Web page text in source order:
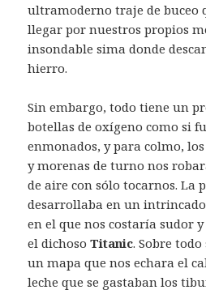
ultramoderno traje de buceo
llegar por nuestros propios
insondable sima donde
hierro.
Sin embargo, todo tiene un
botellas de oxígeno como si
enmonados, y para colmo,
y morenas de turno nos
de aire con sólo tocarnos. La
desarrollaba en un
en el que nos costaría sudor
el dichosoTitanic. Sobre
un mapa que nos echara el
leche que se gastaban los